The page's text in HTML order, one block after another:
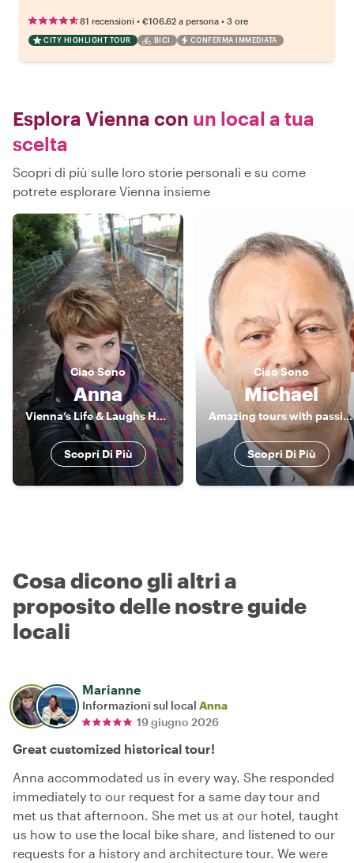
81 recensioni • €106.62 a persona • 3 ore
CITY HIGHLIGHT TOUR BICI CONFERMA IMMEDIATA
Esplora Vienna con un local a tua
scelta
Scopri di più sulle loro storie personali e su come
potrete esplorare Vienna insieme
CiaoSono
Anna
Vienna’s Life & Laughs Host
Scopri Di Più
CiaoSono
Michael
Amazing tours with passionate local
Scopri Di Più
Cosa dicono gli altri a
proposito delle nostre guide
locali
Marianne
Informazioni sul local Anna
19 giugno 2026
Great customized historical tour!
Anna accommodated us in every way. She responded
immediately to our request for a same day tour and
met us that afternoon. She met us at our hotel, taught
us how to use the local bike share, and listened to our
requests for a history and architecture tour. We were